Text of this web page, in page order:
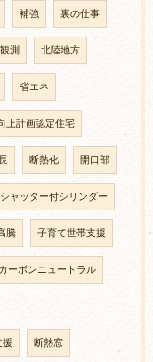
補強 裏の仕事
測 北陸地方
省エネ
上計画認定住宅
断熱化 開口部
シャッター付シリンダー
騰 子育て世帯支援
カーボンニュートラル
援 断熱窓